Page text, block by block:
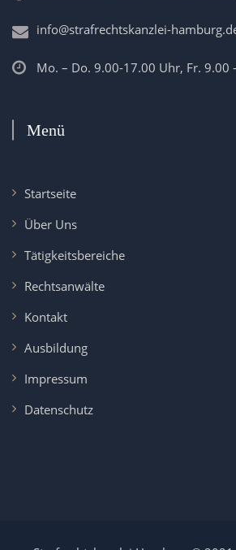
info@strafrechtskanzlei-
Mo. – Do. 9.00-17.00 Uhr, Fr. 9.00
Menü
Startseite
Über Uns
Tätigkeitsbereiche
Rechtsanwälte
Kontakt
Ausbildung
Impressum
Datenschutz